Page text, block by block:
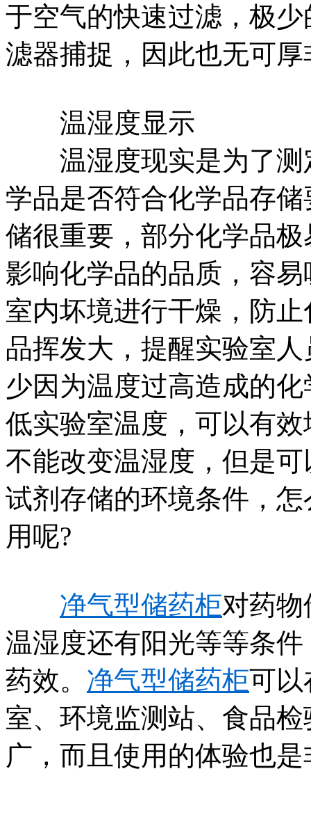
于空气的快速过滤，极
滤器捕捉，因此也无可厚
温湿度显示
温湿度现实是为了测
学品是否符合化学品存
储很重要，部分化学品
影响化学品的品质，容
室内坏境进行干燥，防
品挥发大，提醒实验室
少因为温度过高造成的
低实验室温度，可以有
不能改变温湿度，但是
试剂存储的环境条件，
用呢?
净气型储药柜对药
温湿度还有阳光等等条
药效。 净气型储药柜可以
室、环境监测站、食品
广，而且使用的体验也